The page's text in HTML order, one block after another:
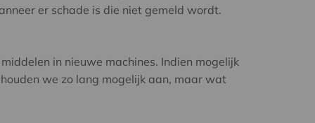
er schade is die niet gemeld wordt.
in nieuwe machines. Indien mogelijk
we zo lang mogelijk aan, maar wat